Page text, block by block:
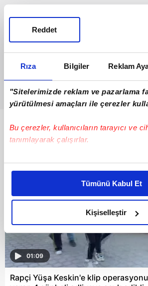
Rıza Bilgiler Reklam
"Sitelerimizde reklam ve pazarlama
yürütülmesi amaçları ile çerezler
Bu çerezler, kullanıcıların tarayıcı ve
tanımlayarak çalışırlar.
Bu çerezlere izin vermeniz halinde
daha iyi reklam deneyimi yaşatabiliriz.
amacımızın size daha iyi bir reklam
olduğunu ve sizlere en iyi içerikleri
elimizden gelen çabayı gösterdiğimizi
reklamların maliyetlerimizi karşılamak
kalemimiz olduğunu sizlere hatırlatmak
takdirde, kullanıcılara hedefli reklamlar
Tümünü Kabul Et
Kişiselleştir
Reddet
Bunlar da Var
01:09
Rapçi Yüşa Keskin'e klip